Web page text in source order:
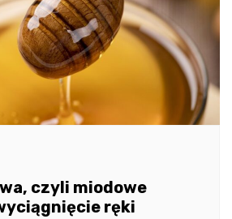
czyli miodowe
ręki